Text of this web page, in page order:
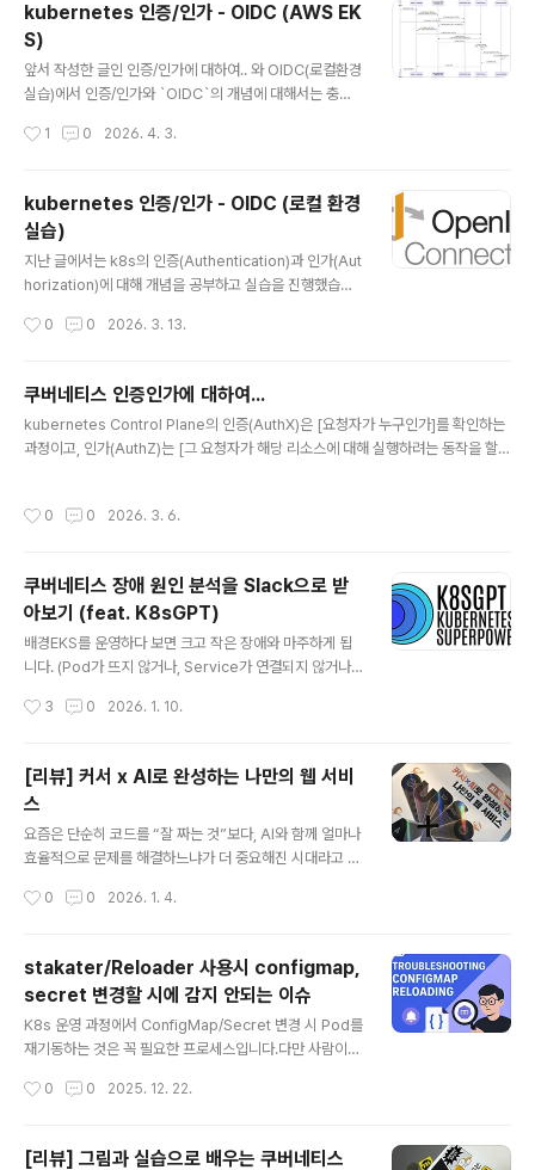
kubernetes 인증/인가 - OIDC (AWS EK
S)
앞서 작성한 글인 인증/인가에 대하여.. 와 OIDC(로컬환경
실습)에서 인증/인가와 `OIDC`의 개념에 대해서는 충분
경이다보니 실무에서 사용하듯이 외부 `idP`를 통한 인증/
환경에서 `OIDC`를 설정하여 사용자(개발자)가 `kubec
tl` 명령어로 `EKS Cluster`에 접근할 때에 허용된 리소
스에 접근할 수 있는 실습을 진행해보겠습니다. 실습 실습
환경 다이어그램전체적인 다이어그램은 위와 같습니다. 1.
`kubectl get nodes` 실행 2. `kubelogin`이 `Dex`
irec..
1 0 2026. 4. 3.
kubernetes 인증/인가 - OIDC (로컬 환경
실습)
지난 글에서는 k8s의 인증(Authentication)과 인가(Aut
horization)에 대해 개념을 공부하고 실습을 진행했습니
에 접근하거나 Devops 엔지니어가 `cluster` 상태를 확
k8s에 접근하는 경우가 많습니다. 이때, k8s는 OIDC(O
penID Connect)를 이용하여 외부 인증 시스템과 연동할
수 있습니다. OIDC(OpenID Connect) `OIDC`는 `O
Auth 2.0` 기반의 인증 프로토콜 입니다. OAuth 2.0과
0 0 2026. 3. 13.
쿠버네티스 인증인가에 대하여...
kubernetes Control Plane의 인증(AuthX)은 [요청자가 누구인가]를 확인하는
과정이고, 인가(AuthZ)는 [그 요청자가 해당 리소스에 대해 실행하려는 동작을 할
태 코드가 반환됩니다. 이러한 쿠버네티스의 인증/인가를 직접 실습해보면서 알아보
bernetes clsuter를 생성하여 진행할 것 이기에, 해당 ..
0 0 2026. 3. 6.
쿠버네티스 장애 원인 분석을 Slack으로 받
아보기 (feat. K8sGPT)
배경EKS를 운영하다 보면 크고 작은 장애와 마주하게 됩
니다. (Pod가 뜨지 않거나, Service가 연결되지 않거나, I
니다.) 보통 `kubectl describe`. `kubectl logs`, po
nager를 통해 알람을 확인하는 방식으로 문제의 원인을
파악합니다. 하지만 실제 운영 환경에서는 에러 원인은 여
러 리소스에 걸쳐 있고, 맥락을 종합해야 하는 경우가 많습
니다. AI를 활용해 Kubernetes 클러스터 운영을 조금 더
효율적으로 만들 수 없을까 고민하던 중, 문득 2024년 9
를 사용한다면 K8s..
3 0 2026. 1. 10.
[리뷰] 커서 ⅹ AI로 완성하는 나만의 웹 서비
스
요즘은 단순히 코드를 “잘 짜는 것”보다, AI와 함께 얼마나
효율적으로 문제를 해결하느냐가 더 중요해진 시대라고 느
죠. 저는 개인적으로 지금의 AI 흐름이 곧 5차 산업혁명의
니다. 최근에는 사내에서 n8n을 활용한 업무 자동화 사례
를 발표(링크)하기도 했고, AI를 활용한 Git commit me
ssage 자동 생성기(링크)를 직접 만들어보기도 했습니다.
DevOps 엔지니어로서 업무를 하다 보면, 하루 종일 코딩
코딩에 대해 늘 관심이 있었습니다. 커리어의 시작을 개발
0 0 2026. 1. 4.
stakater/Reloader 사용시 configmap,
secret 변경할 시에 감지 안되는 이슈
K8s 운영 과정에서 ConfigMap/Secret 변경 시 Pod를
재기동하는 것은 꼭 필요한 프로세스입니다.다만 사람이
checksum annotation(`checksum/config`) 방식으
0 0 2025. 12. 22.
[리뷰] 그림과 실습으로 배우는 쿠버네티스